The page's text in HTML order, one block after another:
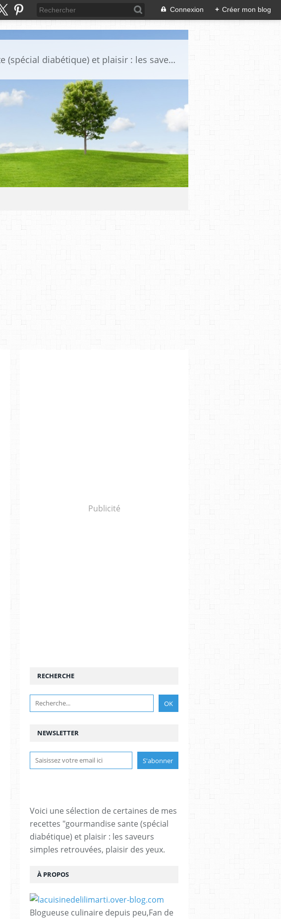
Connexion + Créer mon blog
Voici une sélection de certaines de mes recettes "gourmandise sante (spécial diabétique) et plaisir : les saveurs simples retrouvées, plaisir des yeux.
Publicité
NEWSLETTER
RECHERCHE
Voici une sélection de certaines de mes
recettes "gourmandise sante (spécial
diabétique) et plaisir : les saveurs
simples retrouvées, plaisir des yeux.
À PROPOS
Blogueuse culinaire depuis peu,Fan de